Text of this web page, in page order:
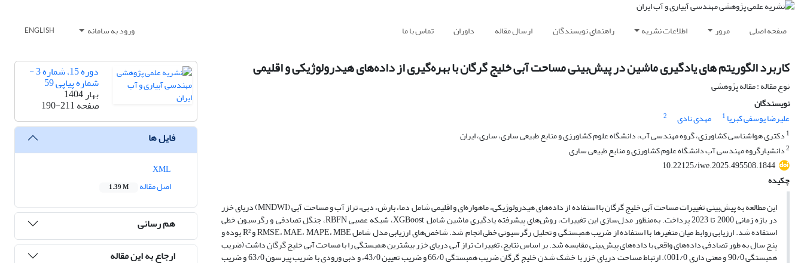
صفحه اصلی مرور اطلاعات نشریه راهنمای نویسندگان ارسال مقاله داوران تماس با ما ورود به سامانه ENGLISH
کاربرد الگوریتم های یادگیری ماشین در پیش‌بینی مساحت آبی خلیج گرگان با بهره‌گیری از داده‌های هیدرولوژیکی و اقلیمی
نوع مقاله : مقاله پژوهشی
نویسندگان
علیرضا یوسفی کبریا 1 مهدی نادی
2
1 دکتری هواشناسی کشاورزی، گروه مهندسی آب، دانشگاه علوم کشاورزی و منابع طبیعی ساری، ساری، ایران
2دانشیارگروه مهندسی آب دانشگاه علوم کشاورزی و منابع طبیعی ساری
10.22125/iwe.2025.495508.1844
چکیده
این مطالعه به پیش‌بینی تغییرات مساحت آبی خلیج گرگان با استفاده از داده‌های هیدرولوژیکی، ماهواره‌ای و اقلیمی شامل دما، بارش، دبی، تراز آب و مساحت آبی (MNDWI) دریای خزر
در بازه زمانی 2000 تا 2023 پرداخت. به‌منظور مدل‌سازی این تغییرات، روش‌های پیشرفته یادگیری ماشین شامل XGBoost، شبکه عصبی RBFN، جنگل تصادفی و رگرسیون خطی
استفاده شد. ارزیابی روابط میان متغیرها با استفاده از ضریب همبستگی و تحلیل رگرسیونی خطی انجام شد. شاخص‌های ارزیابی مدل شامل RMSE، MAE، MAPE، MBE و R² بوده و
پنج سال به طور تصادفی داده‌های واقعی با داده‌های پیش‌بینی مقایسه شد. بر اساس نتایج، تغییرات تراز آبی دریای خزر بیشترین همبستگی را با مساحت آبی خلیج گرگان داشت (ضریب
همبستگی 90/0 و معنی داری 001/0). ارتباط مساحت دریای خزر با خشک شدن خلیج گرگان ضریب همبستگی 66/0 و ضریب تعیین 43/0، و دبی ورودی با ضریب پیرسون 63/0 و ضریب
دوره 15، شماره 3 -
شماره پیاپی 59
بهار 1404
صفحه190-211
فایل ها
اصل مقاله
1.39 M
هم رسانی
ارجاع به این مقاله